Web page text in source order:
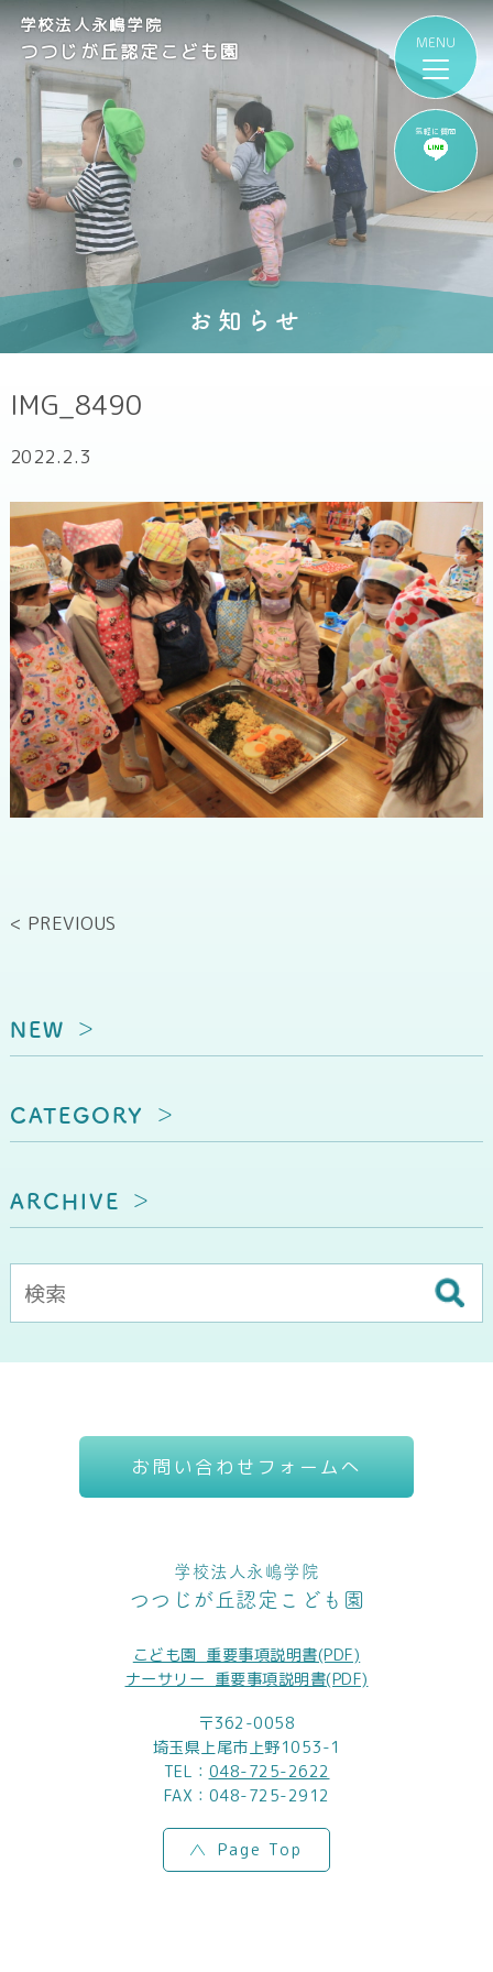
気軽に質問
学校法人永嶋学院
つつじが丘認定こども園
お知らせ
IMG_8490
2022.2.3
< PREVIOUS
NEW
CATEGORY
ARCHIVE
お問い合わせフォームへ
学校法人永嶋学院
つつじが丘認定こども園
こども園_重要事項説明書(PDF)
ナーサリー_重要事項説明書(PDF)
〒362-0058
埼玉県上尾市上野1053-1
TEL： 048-725-2622
FAX：048-725-2912
Page Top